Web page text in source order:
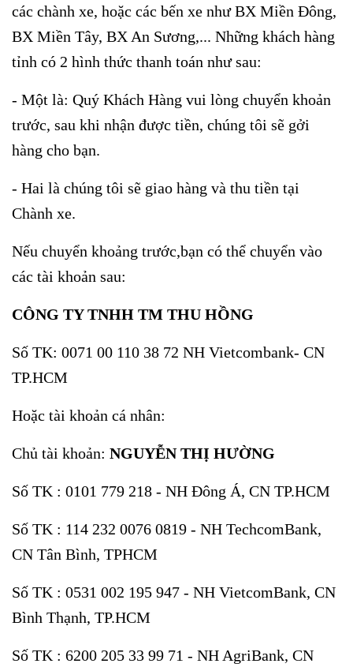
các chành xe, hoặc các bến xe như BX Miền Đông,
BX Miền Tây, BX An Sương,... Những khách hàng
tỉnh có 2 hình thức thanh toán như sau:
- Một là: Quý Khách Hàng vui lòng chuyển khoản
trước, sau khi nhận được tiền, chúng tôi sẽ gởi
hàng cho bạn.
- Hai là chúng tôi sẽ giao hàng và thu tiền tại
Chành xe.
Nếu chuyển khoảng trước,bạn có thể chuyển vào
các tài khoản sau:
CÔNG TY TNHH TM THU HỒNG
Số TK: 0071 00 110 38 72 NH Vietcombank- CN
TP.HCM
Hoặc tài khoản cá nhân:
Chủ tài khoản: NGUYỄN THỊ HƯỜNG
Số TK : 0101 779 218 - NH Đông Á, CN TP.HCM
Số TK : 114 232 0076 0819 - NH TechcomBank,
CN Tân Bình, TPHCM
Số TK : 0531 002 195 947 - NH VietcomBank, CN
Bình Thạnh, TP.HCM
Số TK : 6200 205 33 99 71 - NH AgriBank, CN